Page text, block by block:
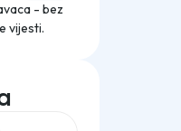
- bez
vijesti.